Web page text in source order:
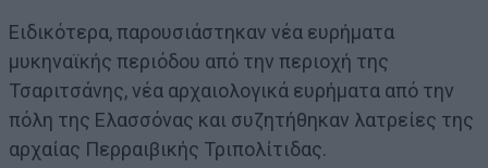
Ειδικότερα, παρουσιάστηκαν νέα ευρήματα
μυκηναϊκής περιόδου από την περιοχή της
Τσαριτσάνης, νέα αρχαιολογικά ευρήματα από την
πόλη της Ελασσόνας και συζητήθηκαν λατρείες της
αρχαίας Περραιβικής Τριπολίτιδας.